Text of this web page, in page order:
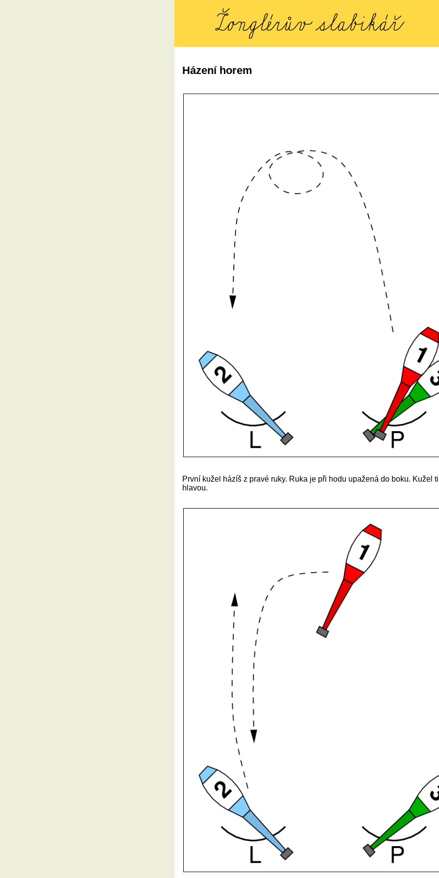
Házení horem
První kužel házíš z pravé ruky. Ruka je při hodu upažená do boku. Kužel
hlavou.